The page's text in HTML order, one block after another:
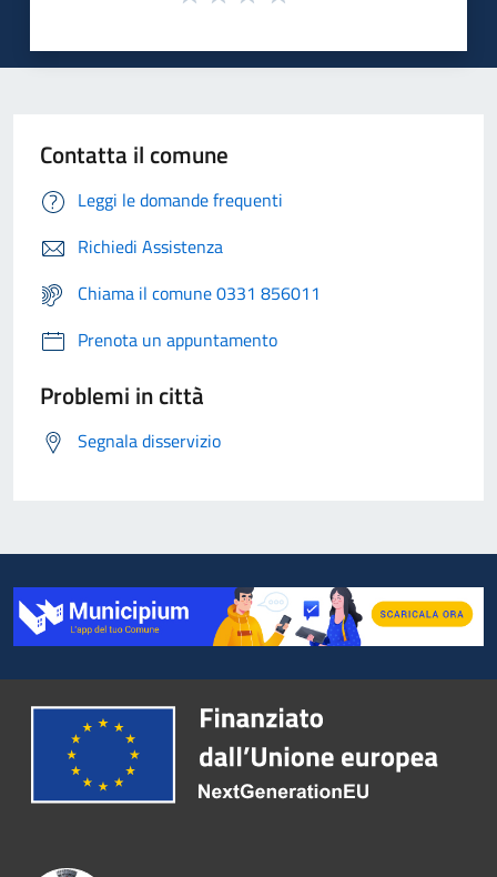
Contatta il comune
Leggi le domande frequenti
Richiedi Assistenza
Chiama il comune 0331 856011
Prenota un appuntamento
Problemi in città
Segnala disservizio